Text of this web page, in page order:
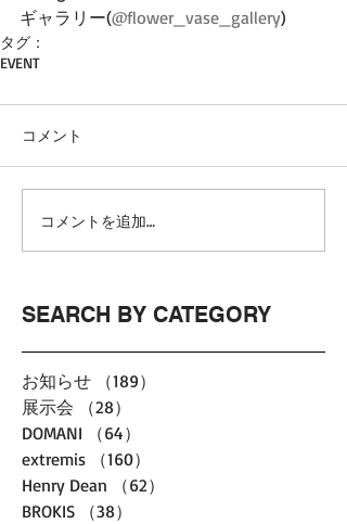
ギャラリー(@flower_vase_gallery)
タグ：
EVENT
コメント
コメントを追加…
SEARCH BY CATEGORY
お知らせ （189）
展示会
（28）
DOMANI
（64）
extremis
（160）
Henry Dean
（62）
BROKIS
（38）